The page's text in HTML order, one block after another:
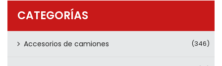
CONTÁCTENOS
CATEGORÍAS
Accesorios de camiones (346)